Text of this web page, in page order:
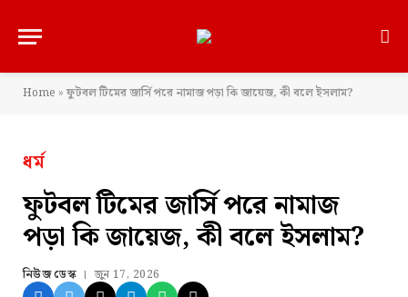
Home »ফুটবল টিমের জার্সি পরে নামাজ পড়া কি জায়েজ, কী বলে ইসলাম?
ধর্ম
ফুটবল টিমের জার্সি পরে নামাজ
পড়া কি জায়েজ, কী বলে ইসলাম?
নিউজ ডেস্ক জুন 17, 2026